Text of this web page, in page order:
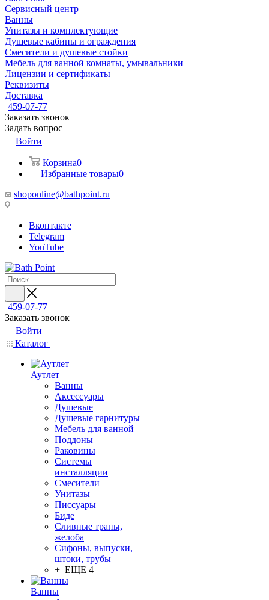
Сервисный центр
Ванны
Унитазы и комплектующие
Душевые кабины и ограждения
Смесители и душевые стойки
Мебель для ванной комнаты, умывальники
Лицензии и сертификаты
Реквизиты
Доставка
459-07-77
Заказать звонок
Задать вопрос
Войти
Корзина0
Избранные товары0
shoponline@bathpoint.ru
Вконтакте
Telegram
YouTube
459-07-77
Заказать звонок
Войти
Каталог
Аутлет
Ванны
Аксессуары
Душевые
Душевые гарнитуры
Мебель для ванной
Поддоны
Раковины
Системы
инсталляции
Смесители
Унитазы
Писсуары
Биде
Сливные трапы,
желоба
Сифоны, выпуски,
штоки, трубы
+ ЕЩЕ 4
Ванны